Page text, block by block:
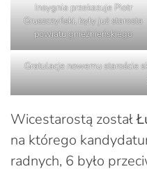
Insygnia przekazuje Piotr
Gruszczyński, były już starosta
powiatu gnieźnieńskiego
Gratulacje nowemu staroście
Wicestarostą został
na którego
radnych, 6 było